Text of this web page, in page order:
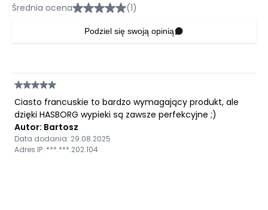
Średnia ocena (1)
Podziel się swoją opinią
Ciasto francuskie to bardzo wymagający produkt, ale
dzięki HASBORG wypieki są zawsze perfekcyjne ;)
Autor: Bartosz
Data dodania: 29.08.2025
Adres IP: ***.***.202.104